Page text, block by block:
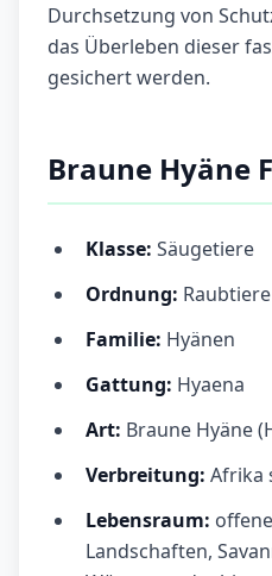
Durchsetzung von
das Überleben dieser
gesichert werden.
Braune Hyäne
Klasse: Säugetiere
Ordnung: Raubtiere
Familie: Hyänen
Gattung: Hyaena
Art: Braune Hyäne
Verbreitung: Afrika
Lebensraum:
Landschaften,